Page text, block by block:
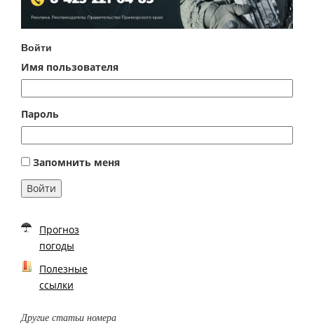
Войти
Имя пользователя
Пароль
Запомнить меня
Войти
Прогноз
погоды
Полезные
ссылки
Другие статьи номера